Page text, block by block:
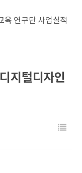
연구단 사업실적
지털디자인